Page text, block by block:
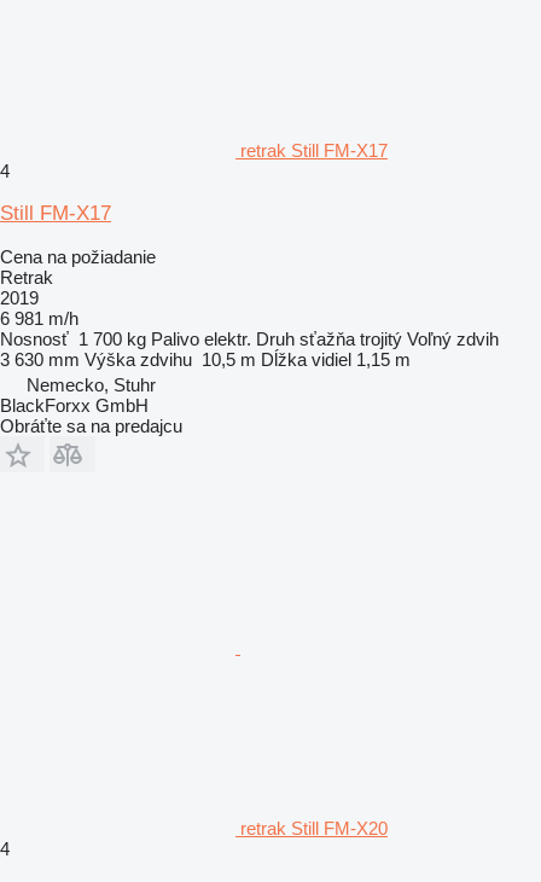
retrak Still FM-X17
4
Still FM-X17
Cena na požiadanie
Retrak
2019
6 981 m/h
Nosnosť 1 700 kg Palivo elektr. Druh sťažňa trojitý Voľný zdvih
3 630 mm Výška zdvihu 10,5 m Dĺžka vidiel 1,15 m
Nemecko, Stuhr
BlackForxx GmbH
Obráťte sa na predajcu
retrak Still FM-X20
4